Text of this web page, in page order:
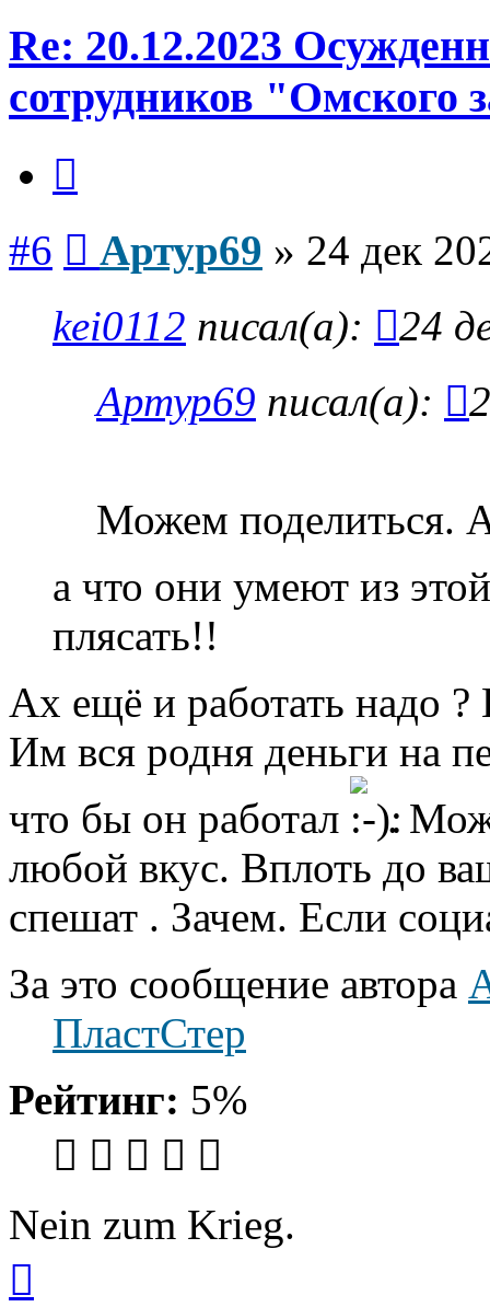
Re: 20.12.2023
сотрудников "Омского
#6 Артур69 » 24 дек
kei0112 писал(а):
24
Артур69 писал(а):
Можем поделиться.
а что они умеют из
плясать!!
Ах ещё и работать надо ?
Им вся родня деньги на
что бы он работал
.
любой вкус. Вплоть до
спешат . Зачем. Если
За это сообщение автора
ПластСтер
Рейтинг: 5%
Nein zum Krieg.
началу